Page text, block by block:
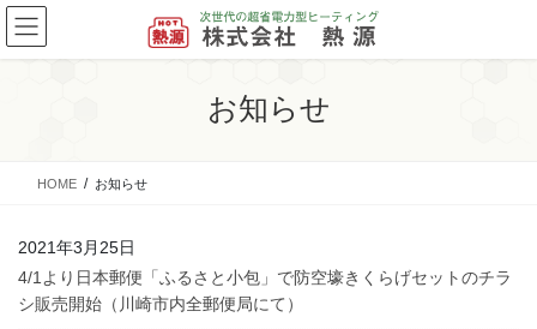
コ
ン
テ
ナ
ビ
ゲ
お知らせ
HOME お知らせ
2021年3月25日
4/1より日本郵便「ふるさと小包」で防空壕きくらげセットのチラ
シ販売開始（川崎市内全郵便局にて）